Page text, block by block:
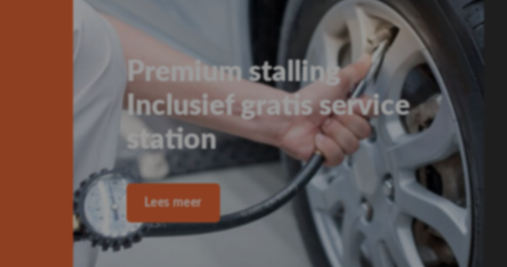
Waarmee kunnen wij je helpen?(Vereist)
Ik heb een vraag
Ik wil een afspraak maken
Anders
Merk(Vereist)